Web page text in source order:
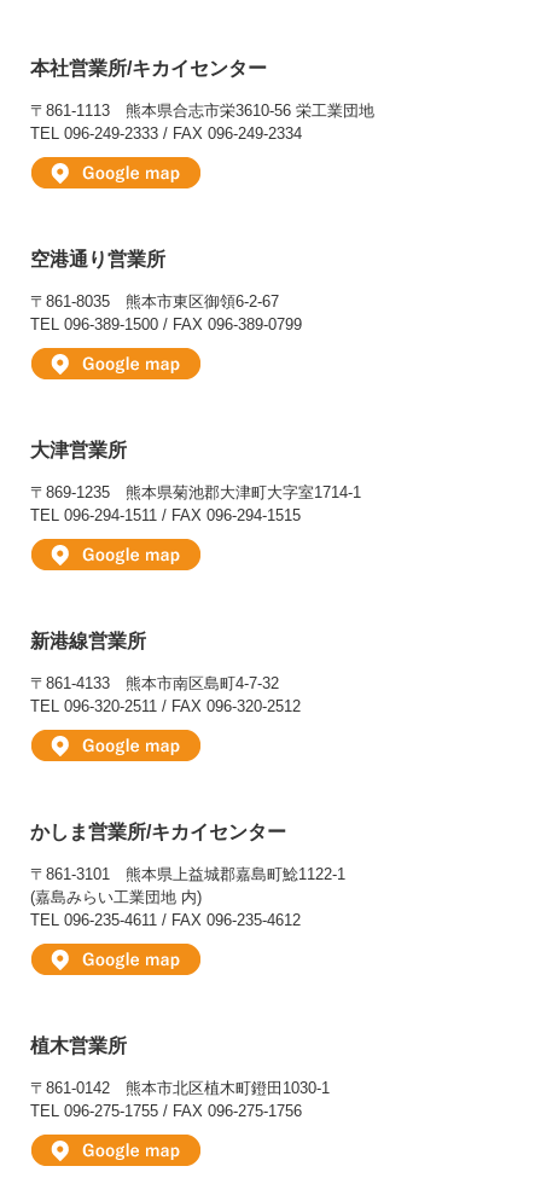
本社営業所/キカイセンター
〒861-1113 熊本県合志市栄3610-56 栄工業団地
TEL 096-249-2333 / FAX 096-249-2334
空港通り営業所
〒861-8035 熊本市東区御領6-2-67
TEL 096-389-1500 / FAX 096-389-0799
大津営業所
〒869-1235 熊本県菊池郡大津町大字室1714-1
TEL 096-294-1511 / FAX 096-294-1515
新港線営業所
〒861-4133 熊本市南区島町4-7-32
TEL 096-320-2511 / FAX 096-320-2512
かしま営業所/キカイセンター
〒861-3101 熊本県上益城郡嘉島町鯰1122-1
(嘉島みらい工業団地 内)
TEL 096-235-4611 / FAX 096-235-4612
植木営業所
〒861-0142 熊本市北区植木町鐙田1030-1
TEL 096-275-1755 / FAX 096-275-1756